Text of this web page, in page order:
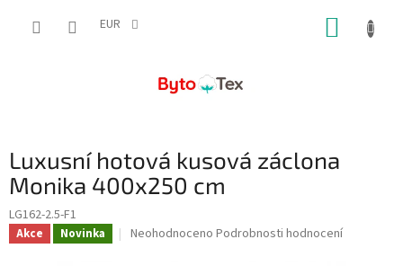
EUR
Luxusní hotová kusová záclona
Monika 400x250 cm
LG162-2.5-F1
Akce Novinka
Průměrné
Neohodnoceno Podrobnosti hodnocení